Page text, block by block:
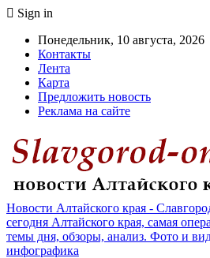
Sign in
Понедельник, 10 августа, 2026
Контакты
Лента
Карта
Предложить новость
Реклама на сайте
Новости Алтайского края -
сегодня Алтайского края, самая
темы дня, обзоры, анализ. Фото и
инфографика